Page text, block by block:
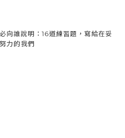
壤盡量保持濕潤，但不
、寧神、緩解疲勞等功
常用的香草植物。
向誰說明：16道練習題，寫給在妥
力的我們